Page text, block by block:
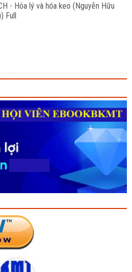
- Hóa lý và hóa keo (Nguyễn Hữu
Full